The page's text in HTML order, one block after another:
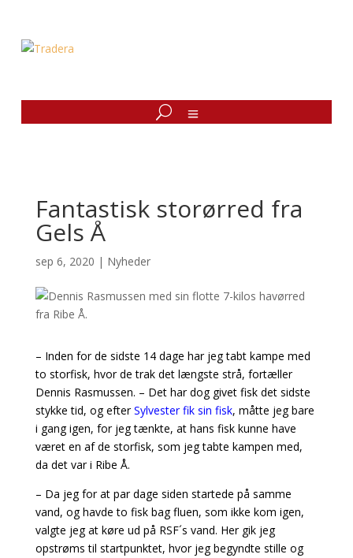
Fantastisk storørred fra
Gels Å
sep 6, 2020 | Nyheder
– Inden for de sidste 14 dage har jeg tabt kampe med
to storfisk, hvor de trak det længste strå, fortæller
Dennis Rasmussen. – Det har dog givet fisk det sidste
stykke tid, og efterSylvester fik sin fisk, måtte jeg bare
i gang igen, for jeg tænkte, at hans fisk kunne have
været en af de storfisk, som jeg tabte kampen med,
da det var i Ribe Å.
– Da jeg for at par dage siden startede på samme
vand, og havde to fisk bag fluen, som ikke kom igen,
valgte jeg at køre ud på RSF´s vand. Her gik jeg
opstrøms til startpunktet, hvor jeg begyndte stille og